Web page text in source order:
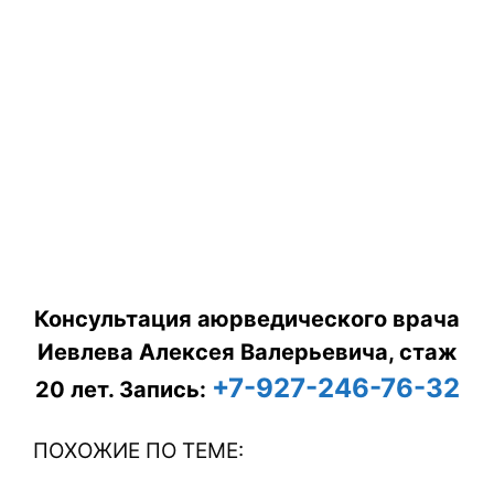
Консультация аюрведического врача
Иевлева Алексея Валерьевича, стаж
20 лет. Запись: +7-927-246-76-32
ПОХОЖИЕ ПО ТЕМЕ: